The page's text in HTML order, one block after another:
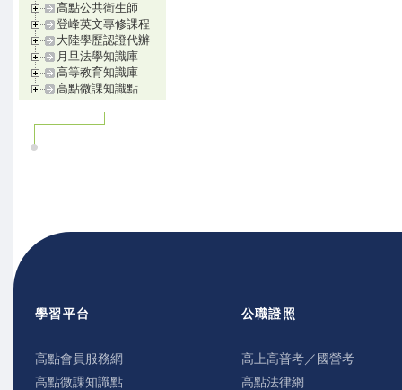
高點公共衛生師
登峰英文專修課程
大陸學歷認證代辦
月旦法學知識庫
高等教育知識庫
高點微課知識點
學習平台
高點會員服務網
高點微課知識點
公職證照
高上高普考／國營考
高點法律網